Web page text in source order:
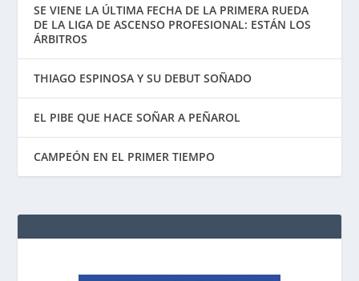
SE VIENE LA ÚLTIMA FECHA DE LA PRIMERA RUEDA
DE LA LIGA DE ASCENSO PROFESIONAL: ESTÁN LOS
ÁRBITROS
THIAGO ESPINOSA Y SU DEBUT SOÑADO
EL PIBE QUE HACE SOÑAR A PEÑAROL
CAMPEÓN EN EL PRIMER TIEMPO